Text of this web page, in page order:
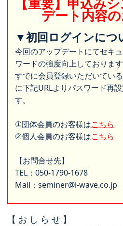
デート内容
▼初回ログインにつ
今回のアップデートにてセキ
ワードの強度向上しております
すでに会員登録いただいてい
に下記URLよりパスワード再
す。
①団体会員のお客様はこちら
②個人会員のお客様はこちら
【お問合せ先】
TEL：050-1790-1678
Mail：seminer@i-wave.co.jp
【 お し ら せ 】